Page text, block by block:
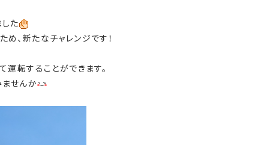
た
、新たなチャレンジです！
運転することができます。
ませんか